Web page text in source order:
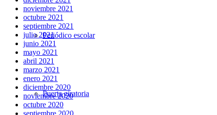
Periódico escolar
Puerta giratoria
noviembre 2021
octubre 2021
septiembre 2021
julio 2021
junio 2021
mayo 2021
abril 2021
marzo 2021
enero 2021
diciembre 2020
noviembre 2020
octubre 2020